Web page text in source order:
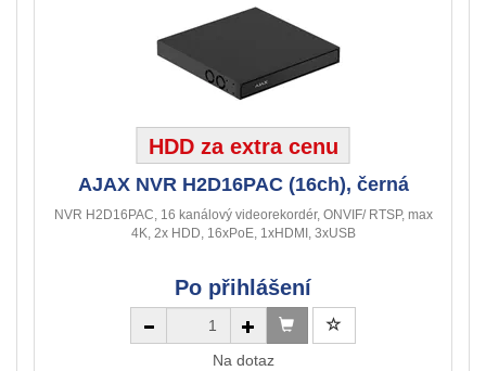
HDD za extra cenu
AJAX NVR H2D16PAC (16ch), černá
NVR H2D16PAC, 16 kanálový videorekordér, ONVIF/ RTSP, max
4K, 2x HDD, 16xPoE, 1xHDMI, 3xUSB
Po přihlášení
Na dotaz